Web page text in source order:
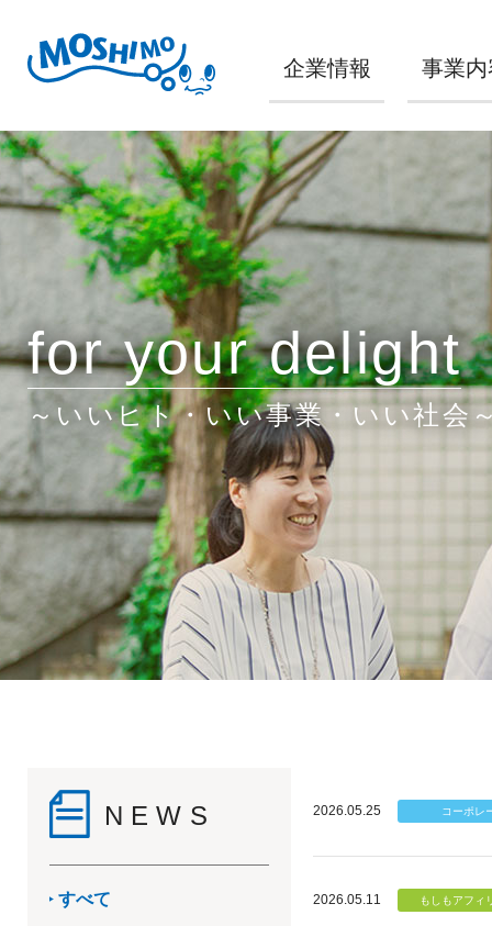
企業情報 事業内
for your delight
～いいヒト・いい事業・いい社会
NEWS
すべて
2026.05.25
2026.05.11